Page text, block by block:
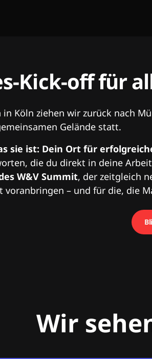
Kick-off für
Köln ziehen wir zurück nach
Gelände statt.
sie ist: Dein Ort für
die du direkt in deine
W&V Summit, der zeitgleich
voranbringen – und für die, die
Wir